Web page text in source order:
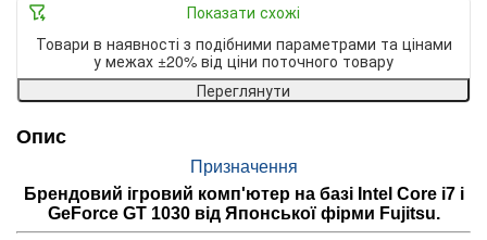
Показати схожі
Товари в наявності з подібними параметрами та цінами
у межах ±20% від ціни поточного товару
Переглянути
Опис
Призначення
Брендовий ігровий комп'ютер на базі Intel Core i7 і
GeForce GT 1030 від Японської фірми Fujitsu.